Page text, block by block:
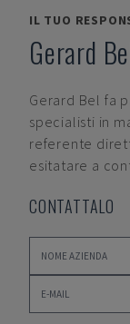
IL TUO
Gerard
Gerard Bel fa
specialisti in
referente
esitatare a
CONTATTALO